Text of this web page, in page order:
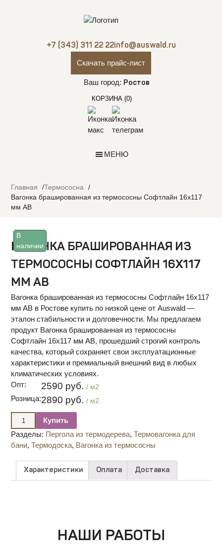
+7 (343) 311 22 22info@auswald.ru
Скачать прайс-лист
Ваш город: Ростов
КОРЗИНА (0)
МЕНЮ
Главная
Термососна
Вагонка брашированная из термососны Софтлайн 16х117
мм АВ
ВАГОНКА БРАШИРОВАННАЯ ИЗ
ТЕРМОСОСНЫ СОФТЛАЙН 16Х117
ММ АВ
Вагонка брашированная из термососны Софтлайн 16х117
мм АВ в Ростове купить по низкой цене от Auswald —
эталон стабильности и долговечности. Мы предлагаем
продукт Вагонка брашированная из термососны
Софтлайн 16х117 мм АВ, прошедший строгий контроль
качества, который сохраняет свои эксплуатационные
характеристики и премиальный внешний вид в любых
климатических условиях.
Опт:
2590 руб. / м2
Розница:2890 руб. / м2
Купить
Разделы: Пергола из термодерева,Термовагонка для
бани,Термодоска, Вагонка из термососны
В
наличии
Характеристики Оплата Доставка
НАШИ РАБОТЫ